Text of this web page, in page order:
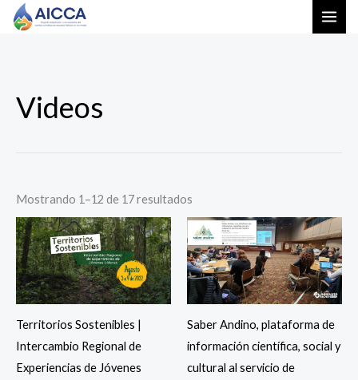
Videos
Mostrando 1–12 de 17 resultados
Territorios Sostenibles |
Intercambio Regional de
Experiencias de Jóvenes
Saber Andino, plataforma de
información científica, social y
cultural al servicio de